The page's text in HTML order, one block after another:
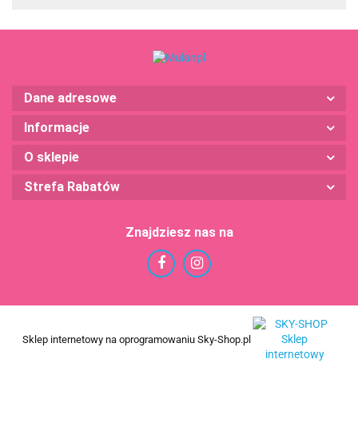
Dane adresowe
Informacje
O sklepie
Strefa Rabatów
Znajdziesz nas na
Sklep internetowy na oprogramowaniu Sky-Shop.pl